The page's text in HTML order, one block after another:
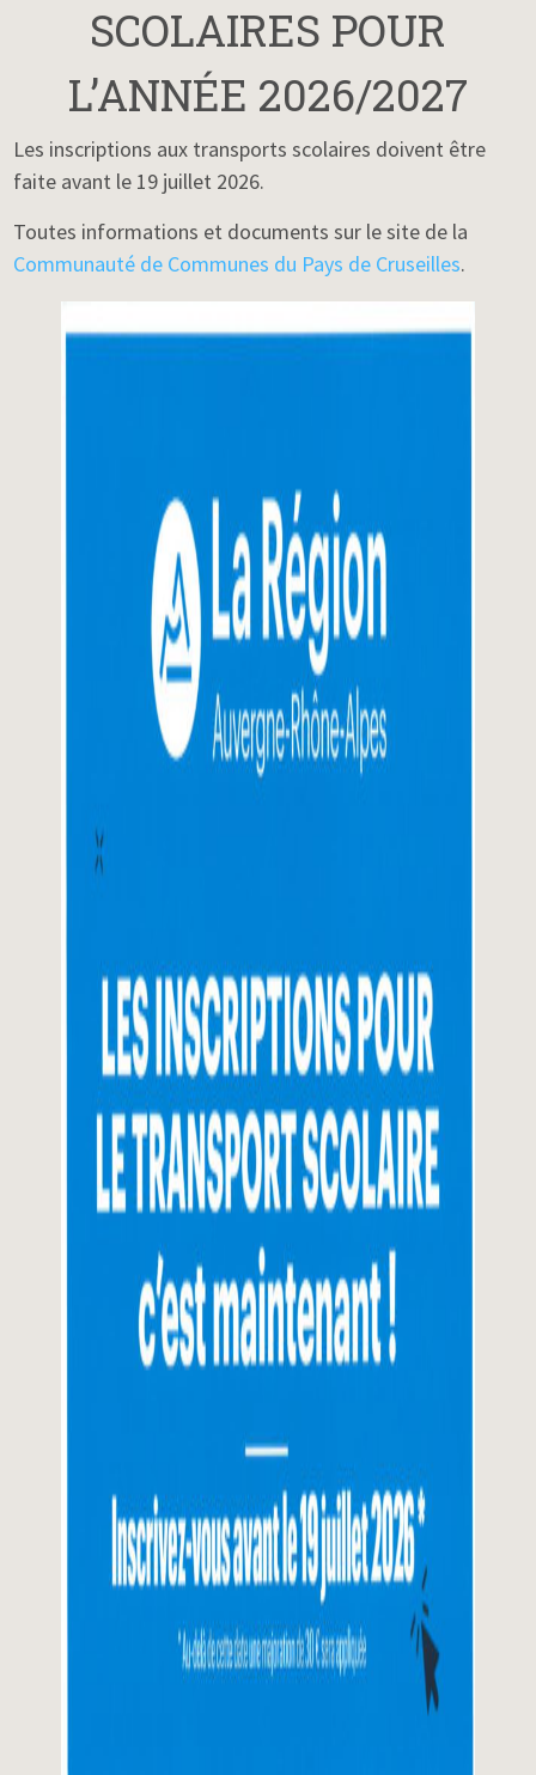
SCOLAIRES POUR
L’ANNÉE 2026/2027
Les inscriptions aux transports scolaires doivent être
faite avant le 19 juillet 2026.
Toutes informations et documents sur le site de la
Communauté de Communes du Pays de Cruseilles.